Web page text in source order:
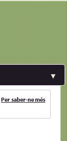
▼
Per saber-ne més